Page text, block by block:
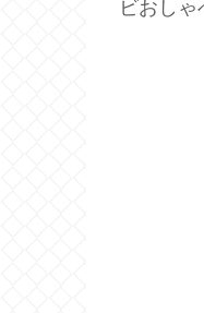
ビおし